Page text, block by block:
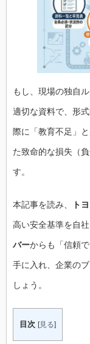
もし、現場の独自
適切な資料で、形
際に「教育不足」
た致命的な損失（
す。
本記事を読み、 ト
高い安全基準を自
バーからも「信頼
手に入れ、企業の
しょう。
目次 [見る]